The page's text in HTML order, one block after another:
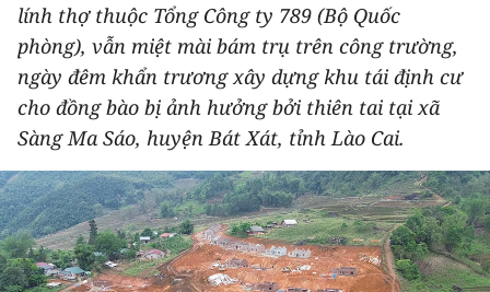
PHÁP LUẬT
DU LỊCH
THẾ GIỚI
THỂ THAO
GIÁO DỤC
Y TẾ
lính thợ thuộc Tổng Công ty 789 (Bộ Quốc
phòng), vẫn miệt mài bám trụ trên công trường,
ngày đêm khẩn trương xây dựng khu tái định cư
cho đồng bào bị ảnh hưởng bởi thiên tai tại xã
Sàng Ma Sáo, huyện Bát Xát, tỉnh Lào Cai.